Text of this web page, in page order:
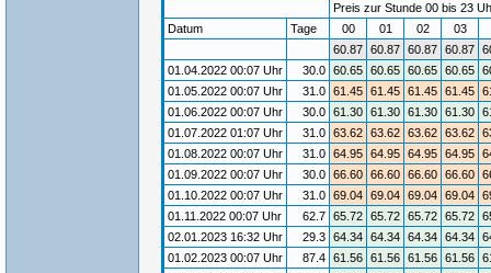
Preis zur Stunde 00 bis 23
Datum
Tage 00 01 02 03
60.87 60.87 60.87 60.87
01.04.2022 00:07 Uhr
30.0 60.65 60.65 60.65 60.65
01.05.2022 00:07 Uhr
31.0 61.45 61.45 61.45 61.45
01.06.2022 00:07 Uhr
30.0 61.30 61.30 61.30 61.30
01.07.2022 01:07 Uhr
31.0 63.62 63.62 63.62 63.62
01.08.2022 00:07 Uhr
31.0 64.95 64.95 64.95 64.95
01.09.2022 00:07 Uhr
30.0 66.60 66.60 66.60 66.60
01.10.2022 00:07 Uhr
31.0 69.04 69.04 69.04 69.04
01.11.2022 00:07 Uhr
62.7 65.72 65.72 65.72 65.72
02.01.2023 16:32 Uhr
29.3 64.34 64.34 64.34 64.34
01.02.2023 00:07 Uhr
87.4 61.56 61.56 61.56 61.56